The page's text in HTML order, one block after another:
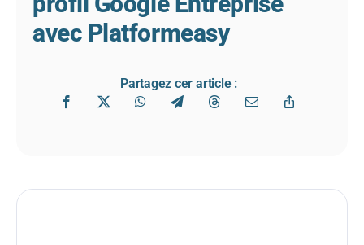
avec Platformeasy
Partagez cer article :